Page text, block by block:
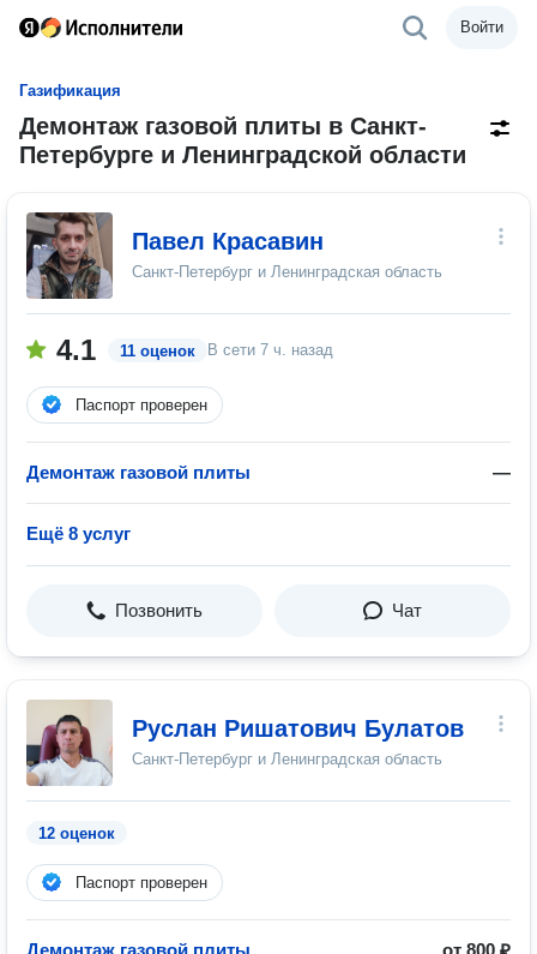
Войти
Газификация
Демонтаж газовой плиты в Санкт-
Петербурге и Ленинградской области
Павел Красавин
Санкт-Петербург и Ленинградская область
4.1 11 оценок В сети 7 ч. назад
Паспорт проверен
Демонтаж газовой плиты —
Ещё 8 услуг
Позвонить Чат
Руслан Ришатович Булатов
Санкт-Петербург и Ленинградская область
12 оценок
Паспорт проверен
Демонтаж газовой плиты
от 800 ₽